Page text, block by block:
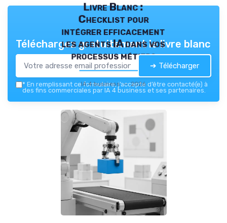
Livre Blanc :
Checklist pour
intégrer efficacement
les agents IA dans vos
processus métiers
IA 4 business — 2026
Téléchargez gratuitement le livre blanc
➔ Télécharger
* En remplissant ce formulaire, j’accepte d’être contacté(e) à
des fins commerciales par IA 4 business et ses partenaires.